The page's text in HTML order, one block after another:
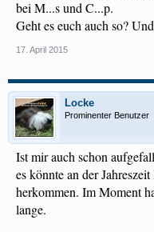
bei M...s und C...p.
Geht es euch auch so?
17. April 2015
Locke
Prominenter Benutzer
Ist mir auch schon
es könnte an der
herkommen. Im Moment
lange.